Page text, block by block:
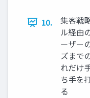
10.
集客戦
ル経由
ーザー
ズまで
れだけ
ち手を
る